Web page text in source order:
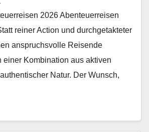
2026 Aben­teuer­reisen
rein­er Action und durchge­tak­teter
anspruchsvolle Reisende
ein­er Kom­bi­na­tion aus aktiv­en
Natur. Der Wun­sch,